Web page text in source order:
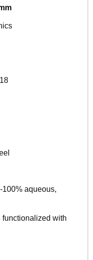
aqueous,
with